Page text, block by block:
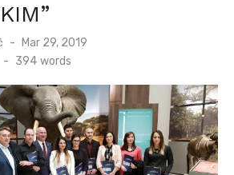
Posted
on
Mar 29, 2019
- 394 words